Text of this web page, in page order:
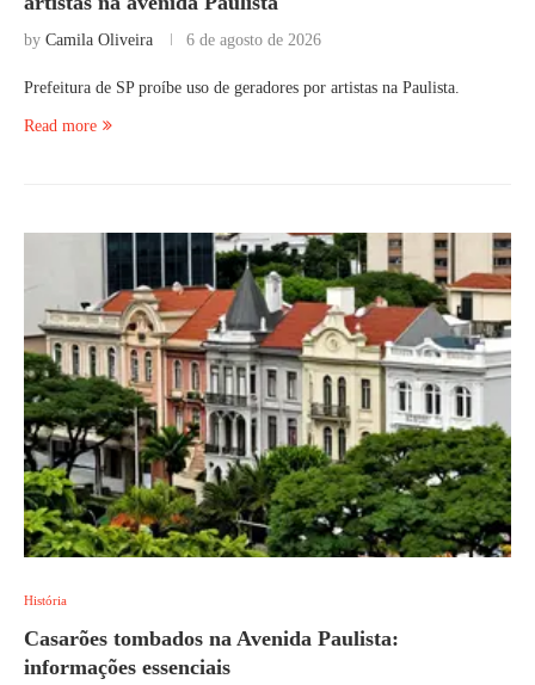
by Camila Oliveira 6 de agosto de 2026
Prefeitura de SP proíbe uso de geradores por artistas na Paulista.
Read more
História
Casarões tombados na Avenida Paulista:
informações essenciais